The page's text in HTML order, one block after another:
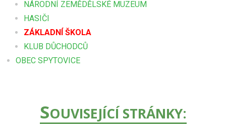
NÁRODNÍ ZEMĚDĚLSKÉ MUZEUM
HASIČI
ZÁKLADNÍ ŠKOLA
KLUB DŮCHODCŮ
OBEC SPYTOVICE
SOUVISEJÍCÍ STRÁNKY: